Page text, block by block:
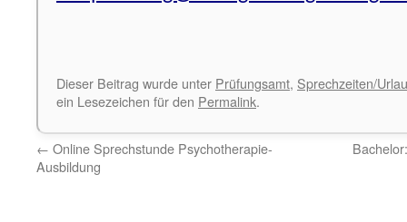
Dieser Beitrag wurde unter Prüfungsamt, Sprechzeiten/
ein Lesezeichen für den Permalink.
← Online Sprechstunde Psychotherapie-
Ausbildung